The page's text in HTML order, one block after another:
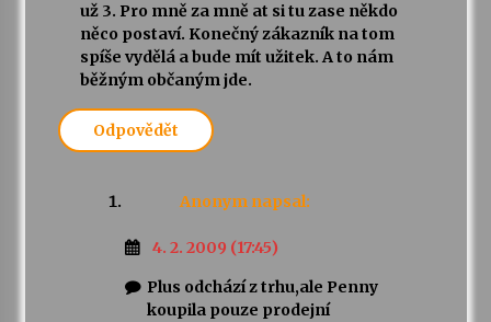
už 3. Pro mně za mně at si tu zase někdo
něco postaví. Konečný zákazník na tom
spíše vydělá a bude mít užitek. A to nám
běžným občaným jde.
Odpovědět
Anonym napsal:
4. 2. 2009 (17:45)
Plus odchází z trhu,ale Penny
koupila pouze prodejní